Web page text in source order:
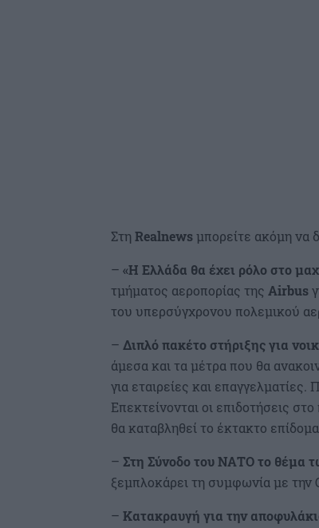
Στη Realnewsμπορείτε ακόμη να
– «Η Ελλάδα θα έχει ρόλο στο
τμήματος αεροπορίας της Airbus
του υπερσύγχρονου πολεμικού
– Διπλό πακέτο στήριξης για
άμεσα και τα μέτρα που θα
για εταιρείες και
Επεκτείνονται οι επιδοτήσεις
θα καταβληθεί το έκτακτο
– Στη Σύνοδο του ΝΑΤΟ το θέμα
ξεμπλοκάρει τη συμφωνία με την
– Κατακραυγή για την